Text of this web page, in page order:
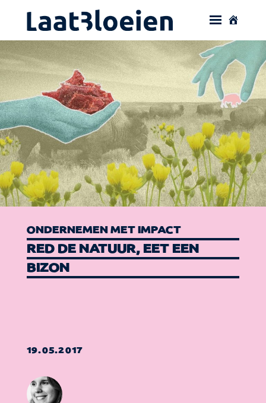
ONDERNEMEN MET IMPACT
RED DE NATUUR, EET EEN
BIZON
19.05.2017